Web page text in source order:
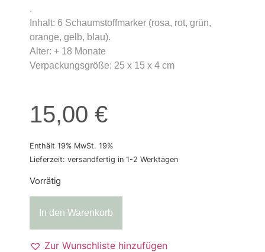
.
Inhalt: 6 Schaumstoffmarker (rosa, rot, grün,
orange, gelb, blau).
Alter: + 18 Monate
Verpackungsgröße: 25 x 15 x 4 cm
15,00 €
Enthält 19% MwSt. 19%
Lieferzeit: versandfertig in 1-2 Werktagen
Vorrätig
In den Warenkorb
Zur Wunschliste hinzufügen